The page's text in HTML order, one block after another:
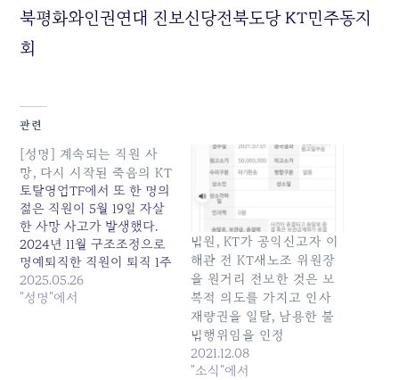
북평화와인권연대 진보신당전북도당 KT민주동지
회
관련
[성명] 계속되는 직원 사
망, 다시 시작된 죽음의 KT
토탈영업TF에서 또 한 명의
젊은 직원이 5월 19일 자살
한 사망 사고가 발생했다.
2024년 11월 구조조정으로
명예퇴직한 직원이 퇴직 1주
일만에 심장마비로 돌연 사
망했고, 2025년 1월 토탈영
2025.05.26
"성명"에서
법원, KT가 공익신고자 이
해관 전 KT새노조 위원장
을 원거리 전보한 것은 보
복적 의도를 가지고 인사
재량권을 일탈, 남용한 불
법행위임을 인정
2021.12.08
"소식"에서